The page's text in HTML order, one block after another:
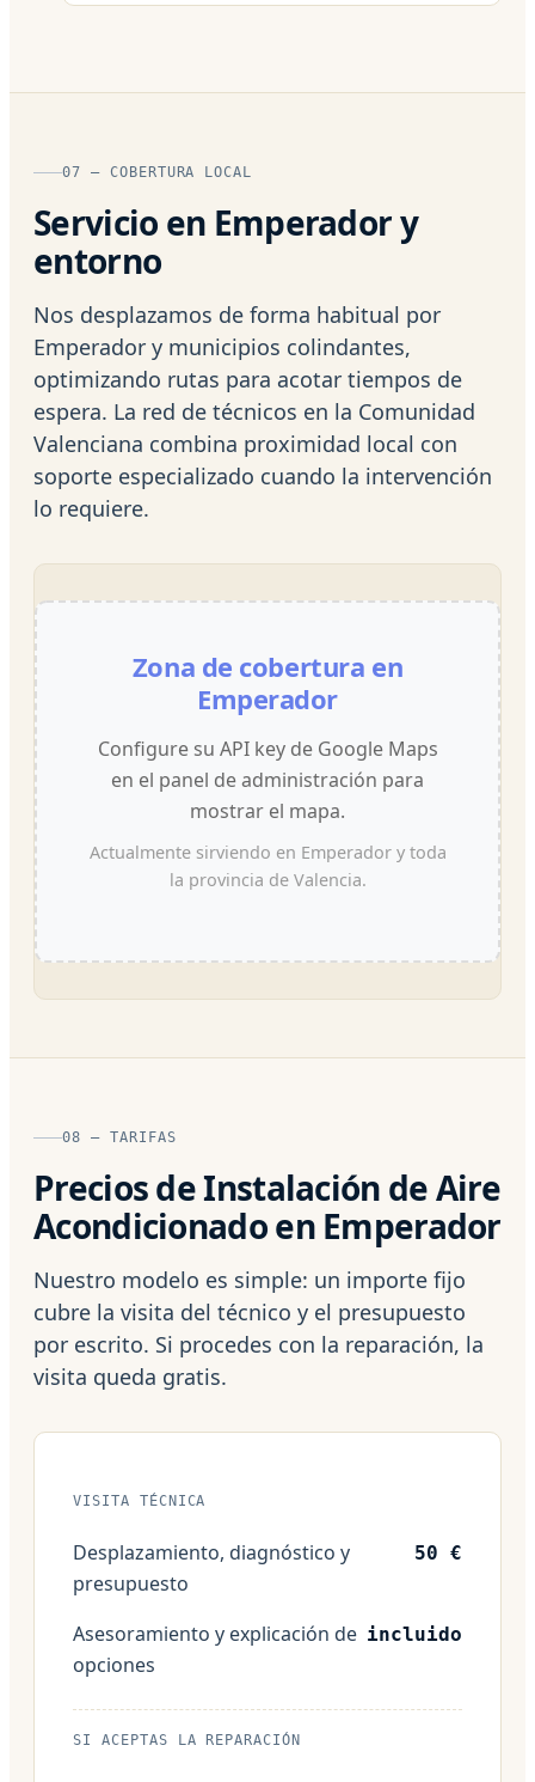
07 — COBERTURA LOCAL
Servicio en Emperador y
entorno
Nos desplazamos de forma habitual por
Emperador y municipios colindantes,
optimizando rutas para acotar tiempos de
espera. La red de técnicos en la Comunidad
Valenciana combina proximidad local con
soporte especializado cuando la intervención
lo requiere.
Zona de cobertura en
Emperador
Configure su API key de Google Maps
en el panel de administración para
mostrar el mapa.
Actualmente sirviendo en Emperador y toda
la provincia de Valencia.
08 — TARIFAS
Precios de Instalación de Aire
Acondicionado en Emperador
Nuestro modelo es simple: un importe fijo
cubre la visita del técnico y el presupuesto
por escrito. Si procedes con la reparación, la
visita queda gratis.
VISITA TÉCNICA
Desplazamiento, diagnóstico y
presupuesto
50 €
Asesoramiento y explicación de
opciones
incluido
SI ACEPTAS LA REPARACIÓN